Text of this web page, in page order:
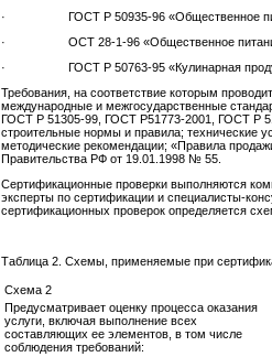
· ГОСТ Р 50935-96 «Общественное
· ОСТ 28-1-96 «Общественное питание.
· ГОСТ Р 50763-95 «Кулинарная
Требования, на соответствие которым
международные и межгосударственные
ГОСТ Р 51305-99, ГОСТ Р51773-2001, ГОСТ Р
строительные нормы и правила; технические
методические рекомендации; «Правила
Правительства РФ от 19.01.1998 № 55.
Сертификационные проверки выполняются
эксперты по сертификации и специалисты-
сертификационных проверок определяется
Таблица 2. Схемы, применяемые при
Схема 2
Предусматривает оценку процесса оказания
услуги, включая выполнение всех
составляющих ее элементов, в том числе
соблюдения требований: